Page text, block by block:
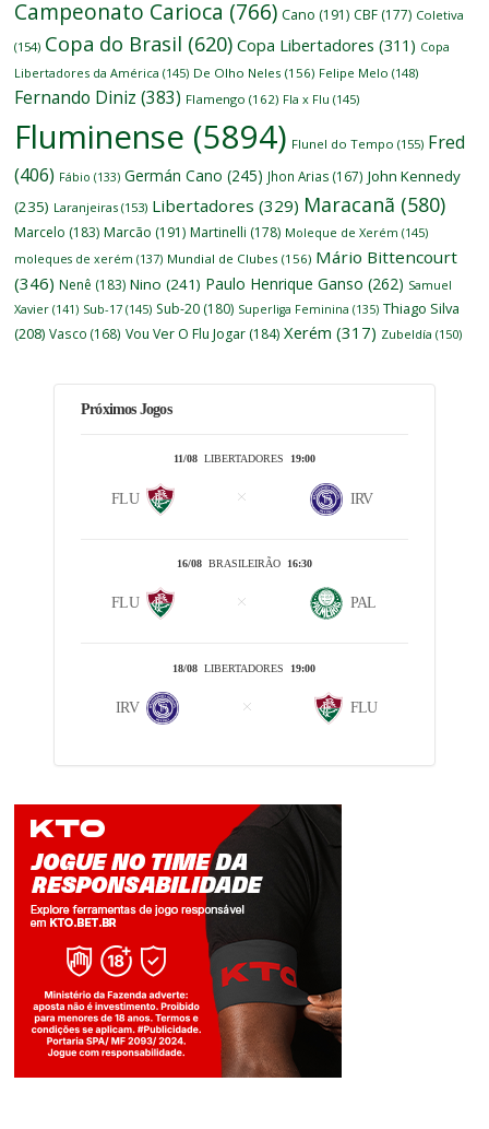
Campeonato Carioca (766) Cano (191) CBF (177) Coletiva
(154) Copa do Brasil (620) Copa Libertadores (311) Copa
Libertadores da América (145) De Olho Neles (156) Felipe Melo (148)
Fernando Diniz (383) Flamengo (162) Fla x Flu (145)
Fluminense (5894) Flunel do Tempo (155) Fred
(406) Fábio (133) Germán Cano (245) Jhon Arias (167) John Kennedy
(235) Laranjeiras (153) Libertadores (329) Maracanã (580)
Marcelo (183) Marcão (191) Martinelli (178) Moleque de Xerém (145)
moleques de xerém (137) Mundial de Clubes (156) Mário Bittencourt
(346) Nenê (183) Nino (241) Paulo Henrique Ganso (262) Samuel
Xavier (141) Sub-17 (145) Sub-20 (180) Superliga Feminina (135) Thiago Silva
(208) Vasco (168) Vou Ver O Flu Jogar (184) Xerém (317) Zubeldía (150)
Próximos Jogos
11/08LIBERTADORES 19:00
FLU IRV
16/08BRASILEIRÃO 16:30
FLU PAL
18/08 LIBERTADORES 19:00
IRV FLU
Jogue com responsabilidade. 18+